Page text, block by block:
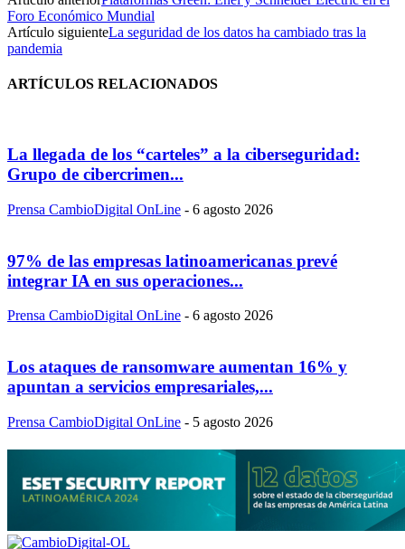
Foro Económico Mundial
Artículo siguienteLa seguridad de los datos ha cambiado tras la
pandemia
ARTÍCULOS RELACIONADOS
La llegada de los “carteles” a la ciberseguridad:
Grupo de cibercrimen...
Prensa CambioDigital OnLine - 6 agosto 2026
97% de las empresas latinoamericanas prevé
integrar IA en sus operaciones...
Prensa CambioDigital OnLine - 6 agosto 2026
Los ataques de ransomware aumentan 16% y
apuntan a servicios empresariales,...
Prensa CambioDigital OnLine - 5 agosto 2026